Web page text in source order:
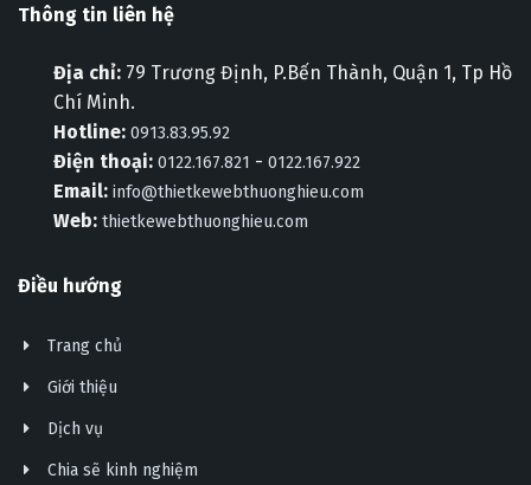
Thông tin liên hệ
Địa chỉ: 79 Trương Định, P.Bến Thành, Quận 1, Tp Hồ
Chí Minh.
Hotline: 0913.83.95.92
Điện thoại: 0122.167.821 - 0122.167.922
Email: info@thietkewebthuonghieu.com
Web: thietkewebthuonghieu.com
Điều hướng
Trang chủ
Giới thiệu
Dịch vụ
Chia sẽ kinh nghiệm